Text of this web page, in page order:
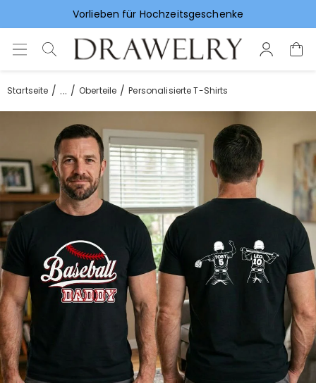
Vorlieben für Hochzeitsgeschenke
Startseite ... Oberteile Personalisierte T-Shirts